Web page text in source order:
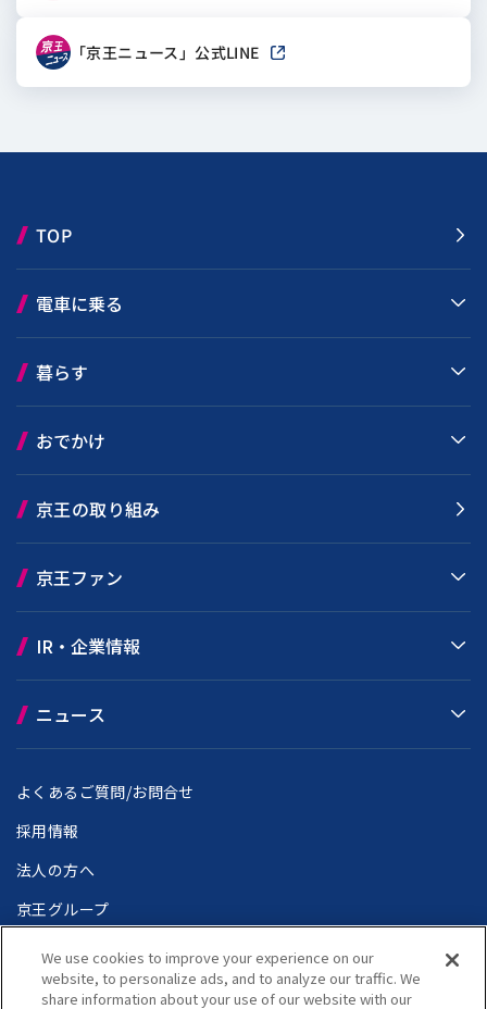
「京王ニュース」公式LINE 新しいウィンドウで開きます
TOP
電車に乗る
暮らす
おでかけ
京王の取り組み
京王ファン
IR・企業情報
ニュース
よくあるご質問/お問合せ
採用情報
法人の方へ
京王グループ
We use cookies to improve your experience on our
website, to personalize ads, and to analyze our traffic. We
share information about your use of our website with our